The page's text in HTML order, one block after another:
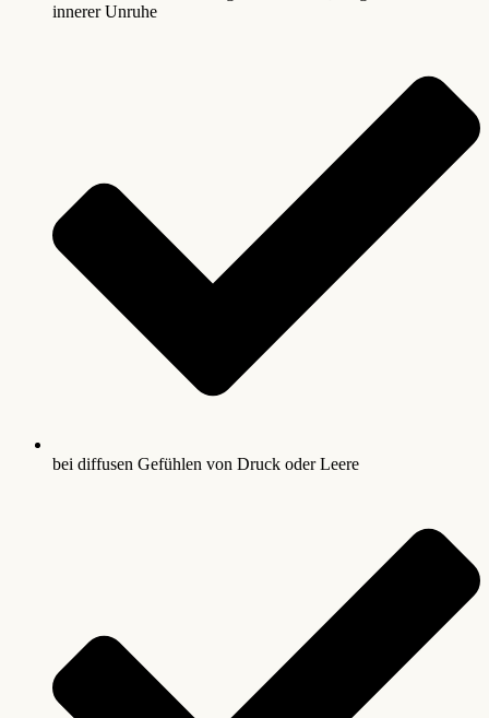
innerer Unruhe
bei diffusen Gefühlen von Druck oder Leere